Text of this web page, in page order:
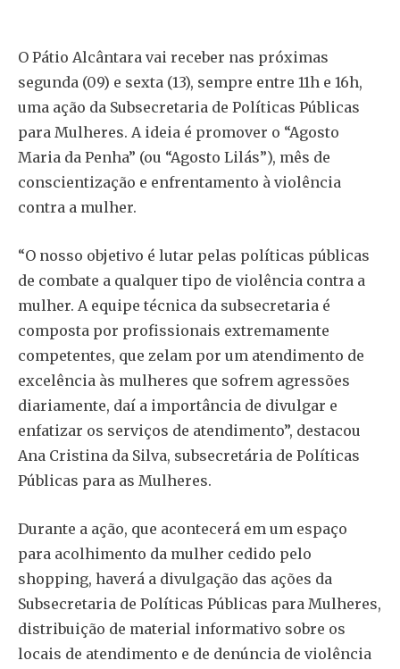
O Pátio Alcântara vai receber nas próximas
segunda (09) e sexta (13), sempre entre 11h e 16h,
uma ação da Subsecretaria de Políticas Públicas
para Mulheres. A ideia é promover o “Agosto
Maria da Penha” (ou “Agosto Lilás”), mês de
conscientização e enfrentamento à violência
contra a mulher.
“O nosso objetivo é lutar pelas políticas públicas
de combate a qualquer tipo de violência contra a
mulher. A equipe técnica da subsecretaria é
composta por profissionais extremamente
competentes, que zelam por um atendimento de
excelência às mulheres que sofrem agressões
diariamente, daí a importância de divulgar e
enfatizar os serviços de atendimento”, destacou
Ana Cristina da Silva, subsecretária de Políticas
Públicas para as Mulheres.
Durante a ação, que acontecerá em um espaço
para acolhimento da mulher cedido pelo
shopping, haverá a divulgação das ações da
Subsecretaria de Políticas Públicas para Mulheres,
distribuição de material informativo sobre os
locais de atendimento e de denúncia de violência